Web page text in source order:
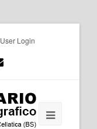
User Login